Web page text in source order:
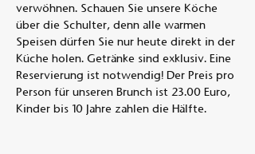
verwöhnen. Schauen Sie unsere Köche
über die Schulter, denn alle warmen
Speisen dürfen Sie nur heute direkt in der
Küche holen. Getränke sind exklusiv. Eine
Reservierung ist notwendig! Der Preis pro
Person für unseren Brunch ist 23.00 Euro,
Kinder bis 10 Jahre zahlen die Hälfte.